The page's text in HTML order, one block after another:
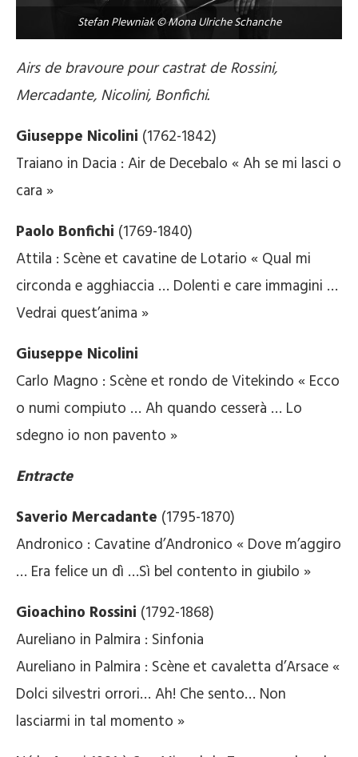
Stefan Plewniak © Mona Ulriche Schanche
Airs de bravoure pour castrat de Rossini,
Mercadante, Nicolini, Bonfichi.
Giuseppe Nicolini (1762-1842)
Traiano in Dacia : Air de Decebalo « Ah se mi lasci o
cara »
Paolo Bonfichi (1769-1840)
Attila : Scène et cavatine de Lotario « Qual mi
circonda e agghiaccia … Dolenti e care immagini …
Vedrai quest’anima »
Giuseppe Nicolini
Carlo Magno : Scène et rondo de Vitekindo « Ecco
o numi compiuto … Ah quando cesserà … Lo
sdegno io non pavento »
Entracte
Saverio Mercadante (1795-1870)
Andronico : Cavatine d’Andronico « Dove m’aggiro
… Era felice un dì …Sì bel contento in giubilo »
Gioachino Rossini (1792-1868)
Aureliano in Palmira : Sinfonia
Aureliano in Palmira : Scène et cavaletta d’Arsace «
Dolci silvestri orrori… Ah! Che sento… Non
lasciarmi in tal momento »